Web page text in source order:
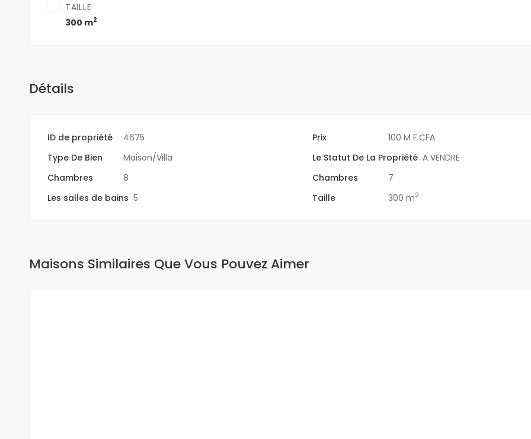
TAILLE
300 m2
Détails
ID de propriété 4675 Prix
100 M F.CFA
Type De Bien
Maison/Villa Le Statut De La Propriété A VENDRE
Chambres
8 Chambres
7
Les salles de bains 5 Taille 300 m2
Maisons Similaires Que Vous Pouvez Aimer